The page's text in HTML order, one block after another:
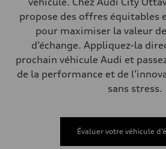
Compartiment à bagages
Réservoir de carburant (approx.)
Données de rendement
Vitesse de pointe
210 km/h
Accélération de 0 à 100 km/h
Consommation – ville
propose des offres équitables
pour maximiser la valeur
d’échange. Appliquez-la
prochain véhicule Audi et
de la performance et de
sans stress.
Évaluer votre véhicule